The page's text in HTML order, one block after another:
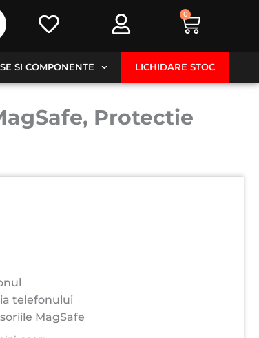
0
Cart
SI COMPONENTE LICHIDARE STOC
Protectie
telefonului
MagSafe